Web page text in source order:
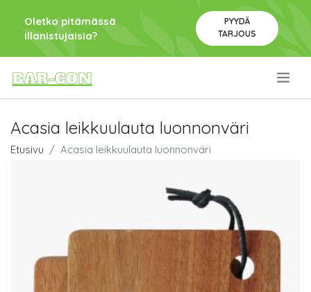
Oletko pitämässä
illanistujaisia?
PYYDÄ
TARJOUS
Acasia leikkuulauta luonnonväri
Etusivu Acasia leikkuulauta luonnonväri